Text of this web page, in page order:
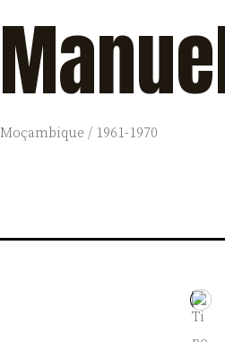
Moçambique / 1961-1970